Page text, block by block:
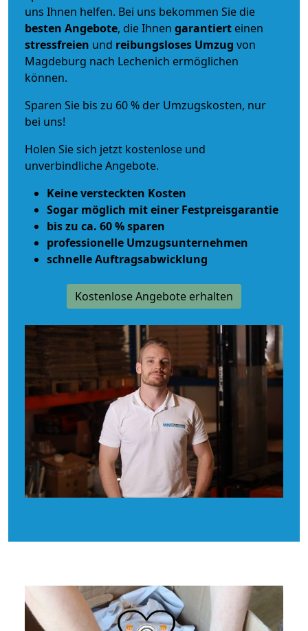
uns Ihnen helfen. Bei uns bekommen Sie die
besten Angebote, die Ihnen garantiert einen
stressfreien und reibungsloses Umzug von
Magdeburg nach Lechenich ermöglichen
können.
Sparen Sie bis zu 60 % der Umzugskosten, nur
bei uns!
Holen Sie sich jetzt kostenlose und
unverbindliche Angebote.
Keine versteckten Kosten
Sogar möglich mit einer Festpreisgarantie
bis zu ca. 60 % sparen
professionelle Umzugsunternehmen
schnelle Auftragsabwicklung
Kostenlose Angebote erhalten